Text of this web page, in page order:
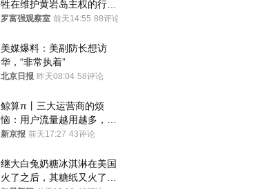
牲在维护黄岩岛主权的行动
中
罗富强观察室 前天14:55 88评论
美媒爆料：美副防长想访
华，“非常执着”
北京日报 昨天08:04 58评论
鲸算π丨三大运营商的烦
恼：用户流量越用越多，收
入却越来越少
新京报 前天17:27 43评论
继大白兔奶糖冰淇淋在美国
火了之后，其糖纸又火了！